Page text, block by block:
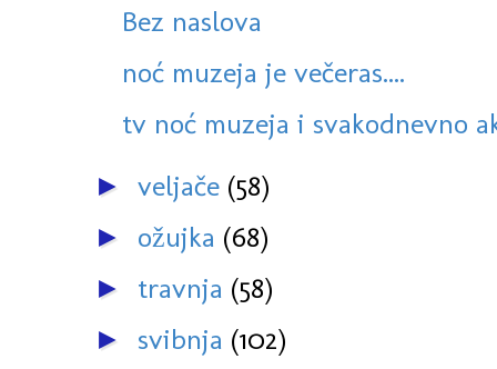
Bez naslova
noć muzeja je večeras....
tv noć muzeja i svakodnevno
► veljače (58)
► ožujka (68)
► travnja (58)
► svibnja (102)